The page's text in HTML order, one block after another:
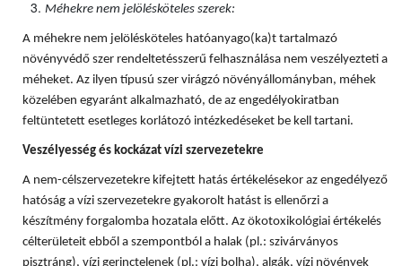
Méhekre nem jelölésköteles szerek:
A méhekre nem jelölésköteles hatóanyago(ka)t tartalmazó
növényvédő szer rendeltetésszerű felhasználása nem veszélyezteti a
méheket. Az ilyen típusú szer virágzó növényállományban, méhek
közelében egyaránt alkalmazható, de az engedélyokiratban
feltüntetett esetleges korlátozó intézkedéseket be kell tartani.
Veszélyesség és kockázat vízi szervezetekre
A nem-célszervezetekre kifejtett hatás értékelésekor az engedélyező
hatóság a vízi szervezetekre gyakorolt hatást is ellenőrzi a
készítmény forgalomba hozatala előtt. Az ökotoxikológiai értékelés
célterületeit ebből a szempontból a halak (pl.: szivárványos
pisztráng), vízi gerinctelenek (pl.: vízi bolha), algák, vízi növények